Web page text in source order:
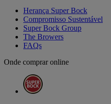
Herança Super Bock
Compromisso Sustentável
Super Bock Group
The Browers
FAQs
Onde comprar online